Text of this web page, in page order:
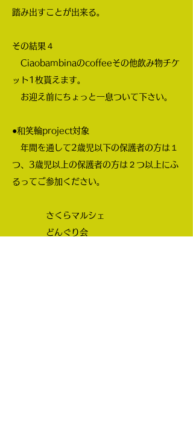
踏み出すことが出来る。
その結果４
Ciaobambinaのcoffeeその他飲み物チケ
ット1枚貰えます。
お迎え前にちょっと一息ついて下さい。
●和笑輪project対象
年間を通して2歳児以下の保護者の方は１
つ、3歳児以上の保護者の方は２つ以上にふ
るってご参加ください。
さくらマルシェ
どんぐり会